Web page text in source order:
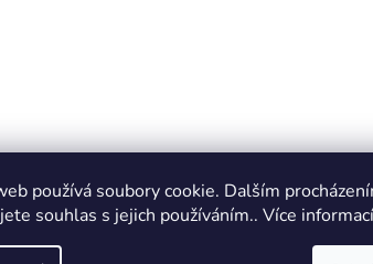
používá soubory cookie. Dalším
souhlas s jejich používáním.. Více informací